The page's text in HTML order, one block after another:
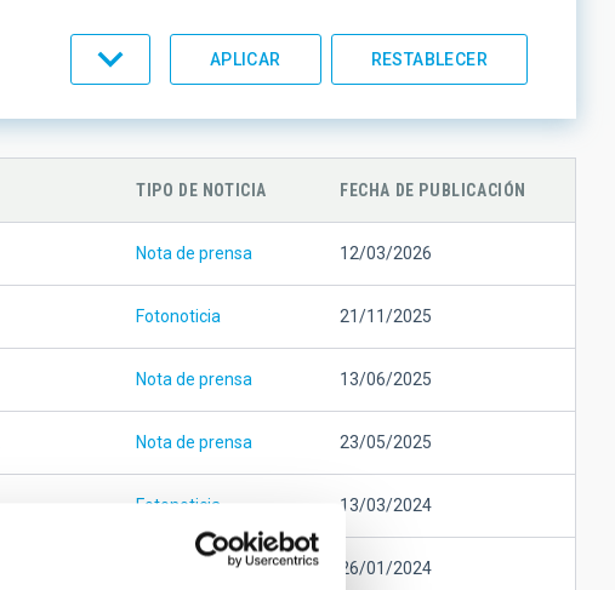
TIPO DE NOTICIA FECHA DE PUBLICACIÓN
Nota de prensa 12/03/2026
Fotonoticia 21/11/2025
Nota de prensa 13/06/2025
Nota de prensa 23/05/2025
Fotonoticia 13/03/2024
26/01/2024